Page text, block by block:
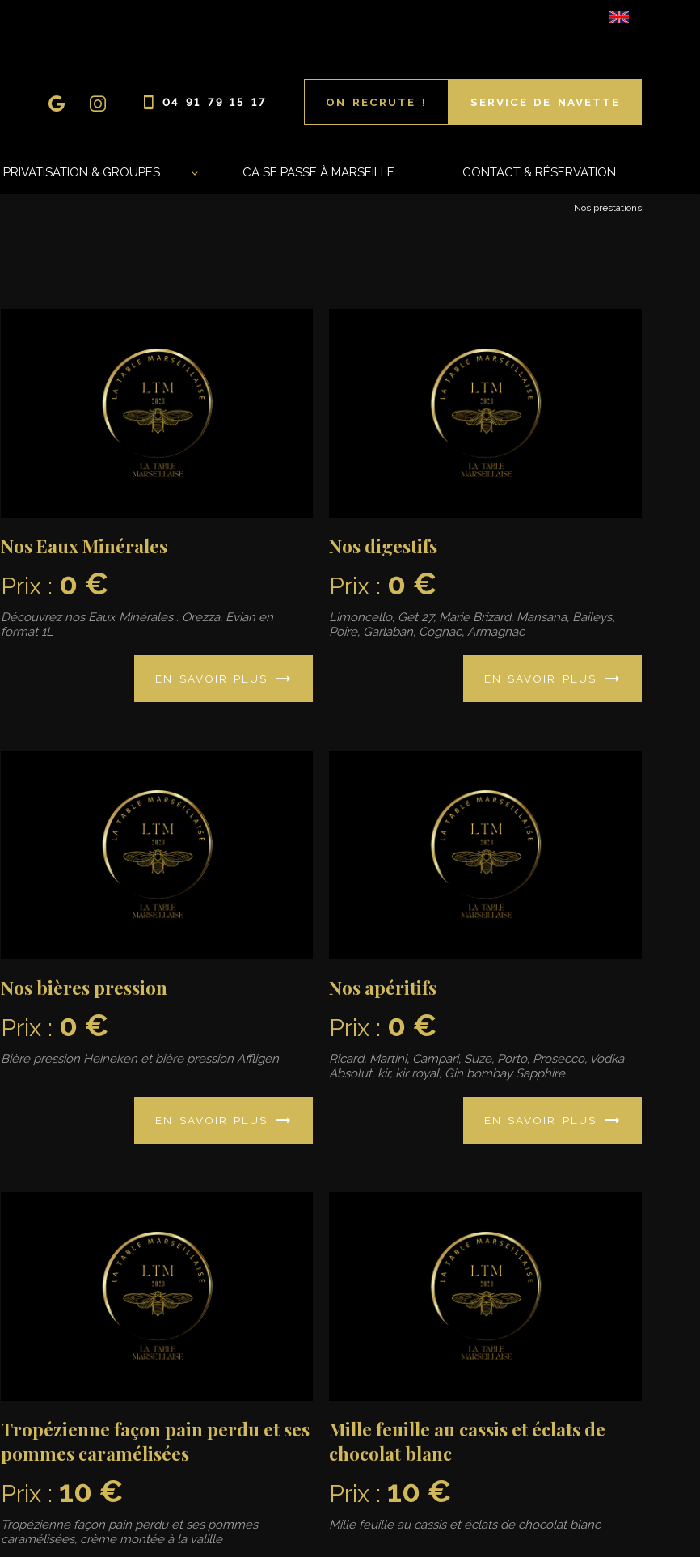
Select
04 91 79 15 17 ON RECRUTE ! SERVICE DE NAVETTE
PRIVATISATION & GROUPES CA SE PASSE À MARSEILLE CONTACT & RÉSERVATION
Nos prestations
Nos Eaux Minérales
Prix : 0 €
Découvrez nos Eaux Minérales : Orezza, Evian en
format 1L
EN SAVOIR PLUS
Nos digestifs
Prix : 0 €
Limoncello, Get 27, Marie Brizard, Mansana, Baileys,
Poire, Garlaban, Cognac, Armagnac
EN SAVOIR PLUS
Nos bières pression
Prix : 0 €
Bière pression Heineken et bière pression Affligen
EN SAVOIR PLUS
Nos apéritifs
Prix : 0 €
Ricard, Martini, Campari, Suze, Porto, Prosecco, Vodka
Absolut, kir, kir royal, Gin bombay Sapphire
EN SAVOIR PLUS
Tropézienne façon pain perdu et ses
pommes caramélisées
Prix : 10 €
Tropézienne façon pain perdu et ses pommes
caramélisées, crème montée à la valille
Mille feuille au cassis et éclats de
chocolat blanc
Prix : 10 €
Mille feuille au cassis et éclats de chocolat blanc